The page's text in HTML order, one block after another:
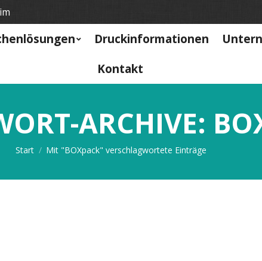
Druckinformationen
Kontakt
ARCHIVE:
Sie befinden sich hier:
Start Mit "BOXpack" verschlagwortete Einträge